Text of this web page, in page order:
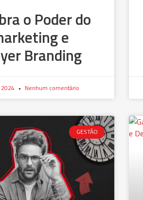
o Poder do
e
Branding
Nenhum comentário
GESTÃO